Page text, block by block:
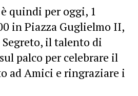
quindi per oggi, 1
in Piazza Guglielmo II,
Segreto, il talento di
palco per celebrare il
ad Amici e ringraziare i